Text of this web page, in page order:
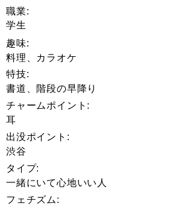
職業:
学生
趣味:
料理、カラオケ
特技:
書道、階段の早降り
チャームポイント:
耳
タイプ:
一緒にいて心地いい人
渋谷
出没ポイント:
​フェチズム: